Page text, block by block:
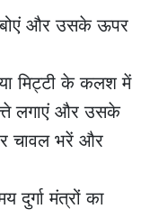
बोएं और उसके ऊपर
मिट्टी के कलश में
लगाएं और उसके
चावल भरें और
दुर्गा मंत्रों का